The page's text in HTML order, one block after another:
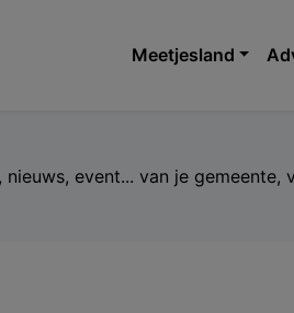
Meetjesland
event... van je